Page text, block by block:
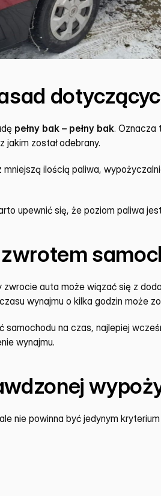
pełny bak – pełny bak. Oznacza
jakim został odebrany.
ilością paliwa,
upewnić się, że poziom paliwa
auta może wiązać się z
wynajmu o kilka godzin może
samochodu na czas, najlepiej
wynajmu.
nie powinna być jedynym